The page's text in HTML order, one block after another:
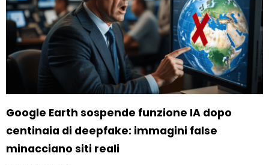
Google Earth sospende funzione IA dopo
centinaia di deepfake: immagini false
minacciano siti reali